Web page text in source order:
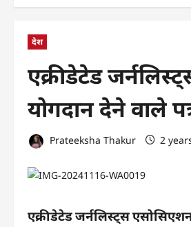
देश
एक्रीडेटेड
योगदान देने वाले
Prateeksha Thakur 2
एक्रीडेटेड जर्नलिस्ट्स